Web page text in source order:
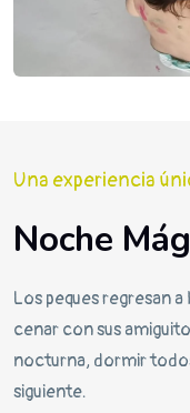
Una experiencia
Noche
Los peques regresan
cenar con sus
nocturna, dormir
siguiente.